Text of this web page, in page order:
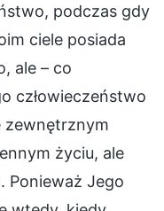
podczas gdy
ciele posiada
ale – co
człowieczeństwo
zewnętrznym
życiu, ale
Ponieważ Jego